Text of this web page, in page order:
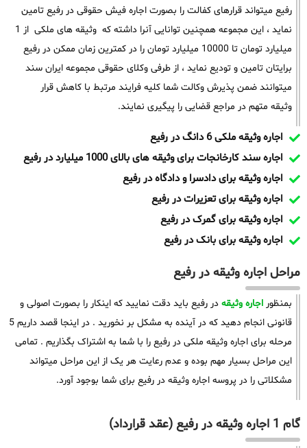
رفیع میتواند قرارهای کفالت را بصورت اجاره فیش حقوقی در رفیع تامین
نماید ، این مجموعه همچنین توانایی آنرا داشته که وثیقه های ملکی از 1
میلیارد تومان تا 10000 میلیارد تومان را در کمترین زمان ممکن در رفیع
برایتان تامین و تودیع نماید ، از طرفی وکلای حقوقی مجموعه ایران سند
میتوانند ضمن پذیرش وکالت شما کلیه فرایند مرتبط با کاهش قرار
وثیقه متهم در مراجع قضایی را پیگیری نمایند.
اجاره وثیقه ملکی 6 دانگ در رفیع
اجاره سند کارخانجات برای وثیقه های بالای 1000 میلیارد در رفیع
اجاره وثیقه برای دادسرا و دادگاه در رفیع
اجاره وثیقه برای تعزیرات در رفیع
اجاره وثیقه برای گمرک در رفیع
اجاره وثیقه برای بانک در رفیع
مراحل اجاره وثیقه در رفیع
بمنظور اجاره وثیقه در رفیع باید دقت نمایید که اینکار را بصورت اصولی و
قانونی انجام دهید که در آینده به مشکل بر نخورید . در اینجا قصد داریم 5
مرحله برای اجاره وثیقه ملکی در رفیع را با شما به اشتراک بگذاریم . تمامی
این مراحل بسیار مهم بوده و عدم رعایت هر یک از این مراحل میتواند
مشکلاتی را در پروسه اجاره وثیقه در رفیع برای شما بوجود آورد.
گام 1 اجاره وثیقه در رفیع (عقد قرارداد)